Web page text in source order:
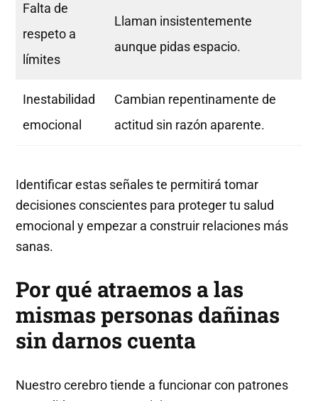
Falta de
respeto a
límites
Llaman insistentemente
aunque pidas espacio.
Inestabilidad
emocional
Cambian repentinamente de
actitud sin razón aparente.
Identificar estas señales te permitirá tomar
decisiones conscientes para proteger tu salud
emocional y empezar a construir relaciones más
sanas.
Por qué atraemos a las
mismas personas dañinas
sin darnos cuenta
Nuestro cerebro tiende a funcionar con patrones